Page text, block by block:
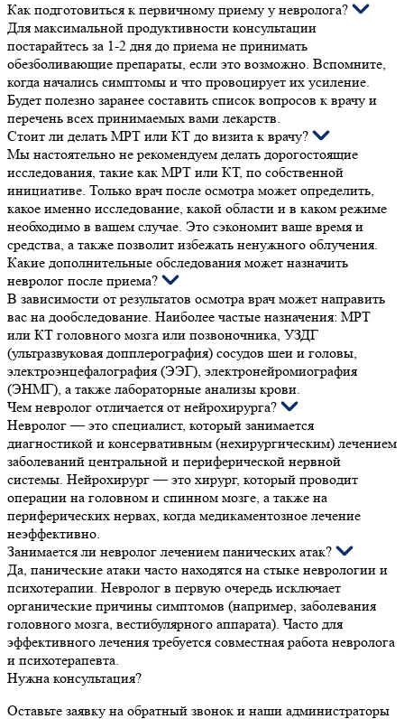
Как подготовиться к первичному приему у невролога?
Для максимальной продуктивности консультации
постарайтесь за 1-2 дня до приема не принимать
обезболивающие препараты, если это возможно. Вспомните,
когда начались симптомы и что провоцирует их усиление.
Будет полезно заранее составить список вопросов к врачу и
перечень всех принимаемых вами лекарств.
Стоит ли делать МРТ или КТ до визита к врачу?
Мы настоятельно не рекомендуем делать дорогостоящие
исследования, такие как МРТ или КТ, по собственной
инициативе. Только врач после осмотра может определить,
какое именно исследование, какой области и в каком режиме
необходимо в вашем случае. Это сэкономит ваше время и
средства, а также позволит избежать ненужного облучения.
Какие дополнительные обследования может назначить
невролог после приема?
В зависимости от результатов осмотра врач может направить
вас на дообследование. Наиболее частые назначения: МРТ
или КТ головного мозга или позвоночника, УЗДГ
(ультразвуковая допплерография) сосудов шеи и головы,
электроэнцефалография (ЭЭГ), электронейромиография
(ЭНМГ), а также лабораторные анализы крови.
Чем невролог отличается от нейрохирурга?
Невролог — это специалист, который занимается
диагностикой и консервативным (нехирургическим) лечением
заболеваний центральной и периферической нервной
системы. Нейрохирург — это хирург, который проводит
операции на головном и спинном мозге, а также на
периферических нервах, когда медикаментозное лечение
неэффективно.
Занимается ли невролог лечением панических атак?
Да, панические атаки часто находятся на стыке неврологии и
психотерапии. Невролог в первую очередь исключает
органические причины симптомов (например, заболевания
головного мозга, вестибулярного аппарата). Часто для
эффективного лечения требуется совместная работа невролога
и психотерапевта.
Нужна консультация?
Оставьте заявку на обратный звонок и наши администраторы